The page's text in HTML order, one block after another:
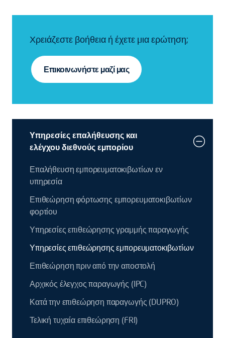
Χρειάζεστε βοήθεια ή έχετε μια ερώτηση;
Επικοινωνήστε μαζί μας
Υπηρεσίες επαλήθευσης και
ελέγχου διεθνούς εμπορίου
Επαλήθευση εμπορευματοκιβωτίων εν
υπηρεσία
Επιθεώρηση φόρτωσης εμπορευματοκιβωτίων
φορτίου
Υπηρεσίες επιθεώρησης γραμμής παραγωγής
Υπηρεσίες επιθεώρησης εμπορευματοκιβωτίων
Επιθεώρηση πριν από την αποστολή
Αρχικός έλεγχος παραγωγής (IPC)
Κατά την επιθεώρηση παραγωγής (DUPRO)
Τελική τυχαία επιθεώρηση (FRI)